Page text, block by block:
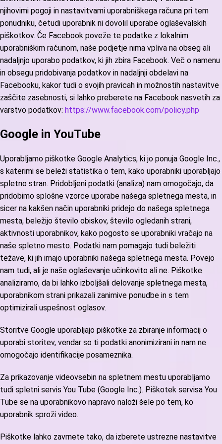
njihovimi pogoji in nastavitvami uporabniškega računa pri tem
ponudniku, četudi uporabnik ni dovolil uporabe oglaševalskih
piškotkov. Če Facebook poveže te podatke z lokalnim
uporabniškim računom, naše podjetje nima vpliva na obseg ali
nadaljnjo uporabo podatkov, ki jih zbira Facebook. Več o namenu
in obsegu pridobivanja podatkov in nadaljnji obdelavi na
Facebooku, kakor tudi o svojih pravicah in možnostih nastavitve
zaščite zasebnosti, si lahko preberete na Facebook nasvetih za
varstvo podatkov: https://www.facebook.com/policy.php
Google in YouTube
Uporabljamo piškotke Google Analytics, ki jo ponuja Google Inc.,
s katerimi se beleži statistika o tem, kako uporabniki uporabljajo
spletno stran. Pridobljeni podatki (analiza) nam omogočajo, da
pridobimo splošne vzorce uporabe našega spletnega mesta, in
sicer na kakšen način uporabniki pridejo do našega spletnega
mesta, beležijo število obiskov, število ogledanih strani,
aktivnosti uporabnikov, kako pogosto se uporabniki vračajo na
naše spletno mesto. Podatki nam pomagajo tudi beležiti
težave, ki jih imajo uporabniki našega spletnega mesta. Povejo
nam tudi, ali je naše oglaševanje učinkovito ali ne. Piškotke
analiziramo, da bi lahko izboljšali delovanje spletnega mesta,
uporabnikom strani prikazali zanimive ponudbe in s tem
optimizirali uspešnost oglasov.
Storitve Google uporabljajo piškotke za zbiranje informacij o
uporabi storitev, vendar so ti podatki anonimizirani in nam ne
omogočajo identifikacije posameznika.
Za prikazovanje videovsebin na spletnem mestu uporabljamo
tudi spletni servis You Tube (Google Inc.). Piškotek servisa You
Tube se na uporabnikovo napravo naloži šele po tem, ko
uporabnik sproži video.
Piškotke lahko zavrnete tako, da izberete ustrezne nastavitve